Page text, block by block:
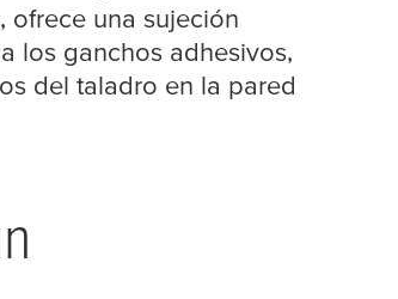
ofrece una sujeción
los ganchos adhesivos,
del taladro en la pared